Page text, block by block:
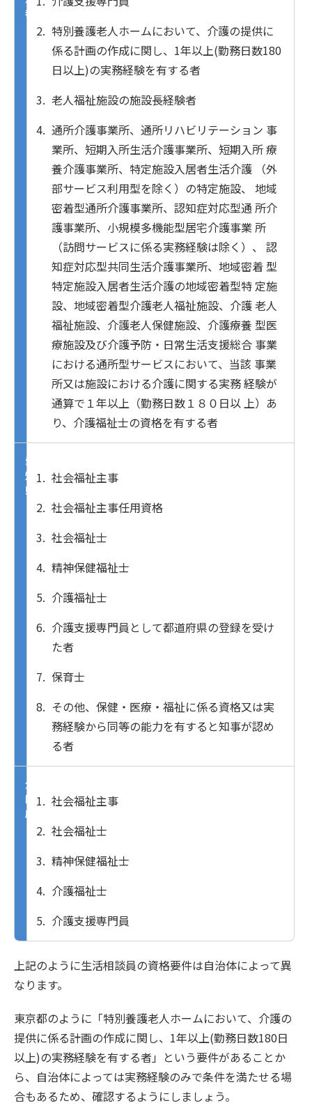
都
特別養護老人ホームにおいて、介護の提供に
係る計画の作成に関し、1年以上(勤務日数180
日以上)の実務経験を有する者
老人福祉施設の施設長経験者
通所介護事業所、通所リハビリテーション 事
業所、短期入所生活介護事業所、短期入所 療
養介護事業所、特定施設入居者生活介護 （外
部サービス利用型を除く）の特定施設、 地域
密着型通所介護事業所、認知症対応型通 所介
護事業所、小規模多機能型居宅介護事業 所
（訪問サービスに係る実務経験は除く）、 認
知症対応型共同生活介護事業所、地域密着 型
特定施設入居者生活介護の地域密着型特 定施
設、地域密着型介護老人福祉施設、介護 老人
福祉施設、介護老人保健施設、介護療養 型医
療施設及び介護予防・日常生活支援総合 事業
における通所型サービスにおいて、当該 事業
所又は施設における介護に関する実務 経験が
通算で１年以上（勤務日数１８０日以 上）あ
り、介護福祉士の資格を有する者
愛
知
県
社会福祉主事
社会福祉主事任用資格
社会福祉士
精神保健福祉士
介護福祉士
介護支援専門員として都道府県の登録を受け
た者
保育士
その他、保健・医療・福祉に係る資格又は実
務経験から同等の能力を有すると知事が認め
る者
大
阪
府
社会福祉主事
社会福祉士
精神保健福祉士
介護福祉士
介護支援専門員
上記のように生活相談員の資格要件は自治体によって異
なります。
東京都のように「特別養護老人ホームにおいて、介護の
提供に係る計画の作成に関し、1年以上(勤務日数180日
以上)の実務経験を有する者」という要件があることか
ら、自治体によっては実務経験のみで条件を満たせる場
合もあるため、確認するようにしましょう。